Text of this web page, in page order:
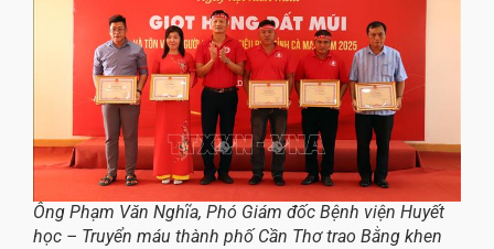
Ông Phạm Văn Nghĩa, Phó Giám đốc Bệnh viện Huyết
học – Truyển máu thành phố Cần Thơ trao Bằng khen